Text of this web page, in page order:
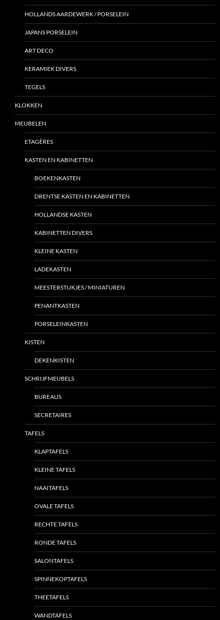
HOLLANDS AARDEWERK / PORSELEIN
JAPANS PORSELEIN
ART DECO
KERAMIEK DIVERS
TEGELS
KLOKKEN
MEUBELEN
ETAGÈRES
KASTEN EN KABINETTEN
BOEKENKASTEN
DRENTSE KASTEN EN KABINETTEN
HOLLANDSE KASTEN
KABINETTEN DIVERS
KLEINE KASTEN
LADEKASTEN
MEESTERSTUKJES / MINIATUREN
PENANTKASTEN
PORSELEINKASTEN
KISTEN
DEKENKISTEN
SCHRIJFMEUBELS
BUREAUS
SECRETAIRES
TAFELS
KLAPTAFELS
KLEINE TAFELS
NAAITAFELS
OVALE TAFELS
RECHTE TAFELS
RONDE TAFELS
SALONTAFELS
SPINNEKOPTAFELS
THEETAFELS
WANDTAFELS